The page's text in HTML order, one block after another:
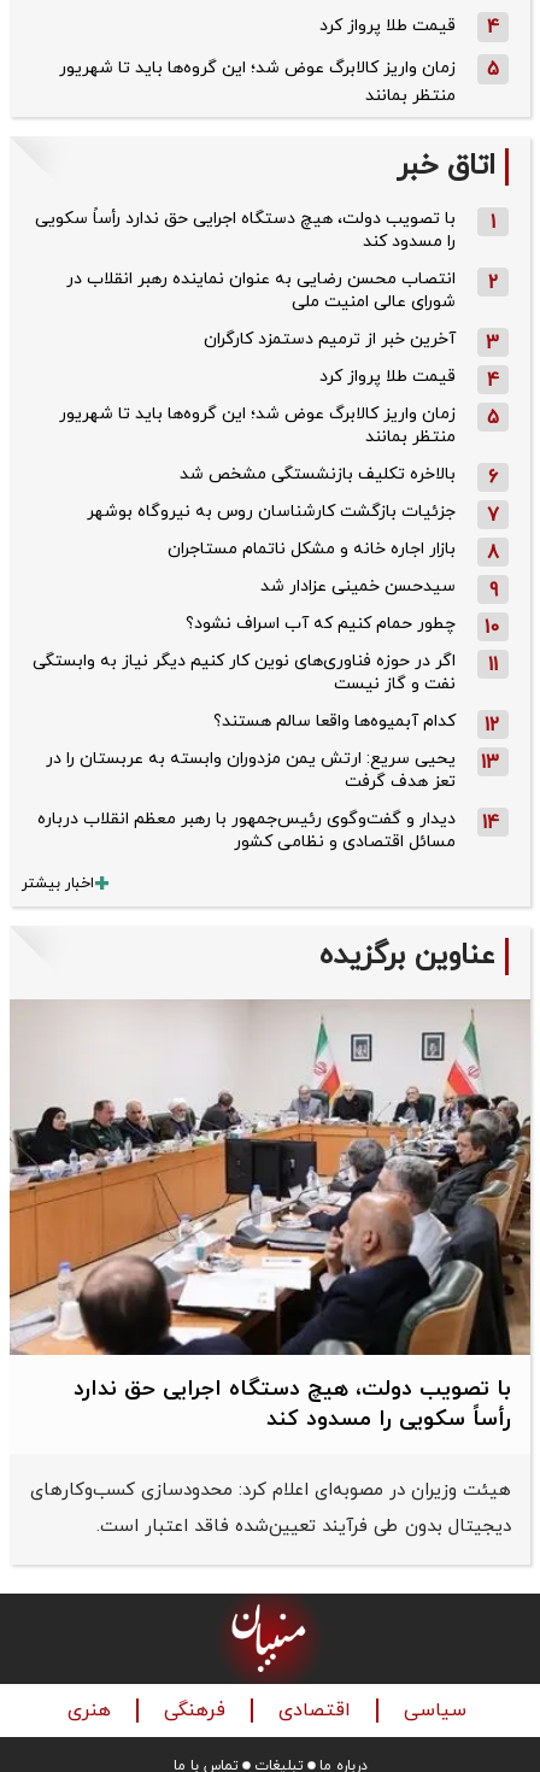
4 قیمت طلا پرواز کرد
5
زمان واریز کالابرگ عوض شد؛ این گروه‌ها باید تا شهریور
منتظر بمانند
اتاق خبر
1
با تصویب دولت، هیچ دستگاه اجرایی حق ندارد رأساً سکویی
را مسدود کند
2
انتصاب محسن رضایی به عنوان نماینده رهبر انقلاب در
شورای عالی امنیت ملی
3 آخرین خبر از ترمیم دستمزد کارگران
4 قیمت طلا پرواز کرد
5
زمان واریز کالابرگ عوض شد؛ این گروه‌ها باید تا شهریور
منتظر بمانند
6 بالاخره تکلیف بازنشستگی مشخص شد
7 جزئیات بازگشت کارشناسان روس به نیروگاه بوشهر
8 بازار اجاره خانه و مشکل ناتمام مستاجران
9 سیدحسن خمینی عزادار شد
10 چطور حمام کنیم که آب اسراف نشود؟
11
اگر در حوزه فناوری‌های نوین کار کنیم دیگر نیاز به وابستگی
نفت و گاز نیست
12 کدام آبمیوه‌ها واقعا سالم هستند؟
13
یحیی سریع: ارتش یمن مزدوران وابسته به عربستان را در
تعز هدف گرفت
14
دیدار و گفت‌وگوی رئیس‌جمهور با رهبر معظم انقلاب درباره
مسائل اقتصادی و نظامی کشور
اخبار بیشتر
عناوین برگزیده
با تصویب دولت، هیچ دستگاه اجرایی حق ندارد
رأساً سکویی را مسدود کند
هیئت وزیران در مصوبه‌ای اعلام کرد: محدودسازی کسب‌وکارهای
دیجیتال بدون طی فرآیند تعیین‌شده فاقد اعتبار است.
سیاسی اقتصادی فرهنگی هنری
درباره ما تبلیغات تماس با ما